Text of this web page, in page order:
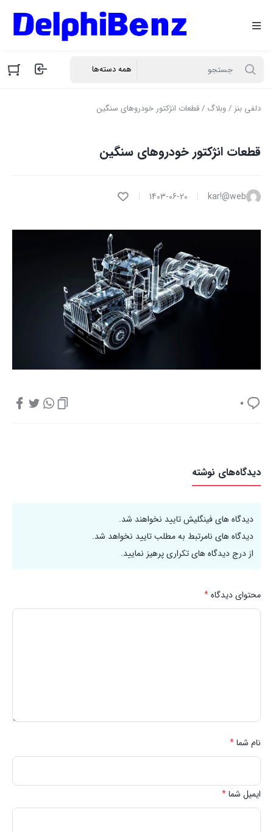
دلفی بنز /وبلاگ / قطعات انژکتور خودروهای سنگین
قطعات انژکتور خودروهای سنگین
kar!@web
1403-06-20
0
دیدگاه‌های نوشته
دیدگاه های فینگلیش تایید نخواهند شد.
دیدگاه های نامرتبط به مطلب تایید نخواهد شد.
از درج دیدگاه های تکراری پرهیز نمایید.
محتوای دیدگاه*
نام شما*
ایمیل شما*